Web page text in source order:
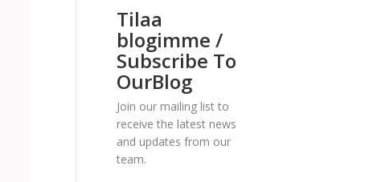
Tilaa
blogimme /
Subscribe To
OurBlog
Join our mailing list to
receive the latest news
and updates from our
team.